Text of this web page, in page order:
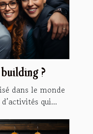
?
dans le monde
qui...